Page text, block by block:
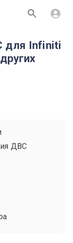
для Infiniti
ДВС